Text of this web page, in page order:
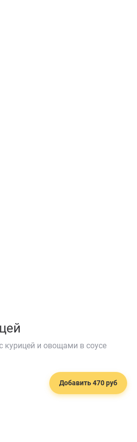
и овощами в соусе
Добавить 470 руб